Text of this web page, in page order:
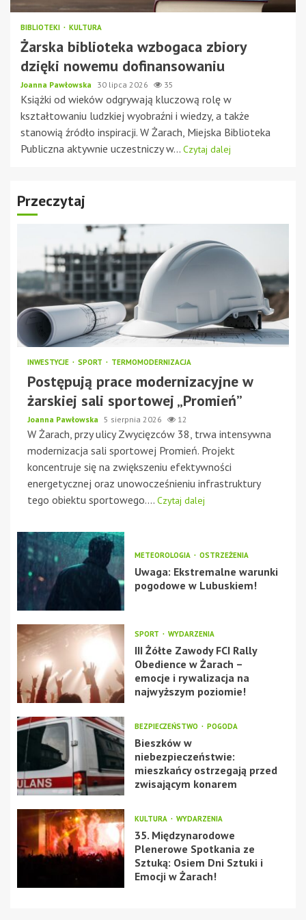
BIBLIOTEKI KULTURA
Żarska biblioteka wzbogaca zbiory
dzięki nowemu dofinansowaniu
Joanna Pawłowska 30 lipca 2026 35
Książki od wieków odgrywają kluczową rolę w
kształtowaniu ludzkiej wyobraźni i wiedzy, a także
stanowią źródło inspiracji. W Żarach, Miejska Biblioteka
Publiczna aktywnie uczestniczy w... Czytaj dalej
Przeczytaj
INWESTYCJE SPORT TERMOMODERNIZACJA
Postępują prace modernizacyjne w
żarskiej sali sportowej „Promień”
Joanna Pawłowska 5 sierpnia 2026 12
W Żarach, przy ulicy Zwycięzców 38, trwa intensywna
modernizacja sali sportowej Promień. Projekt
koncentruje się na zwiększeniu efektywności
energetycznej oraz unowocześnieniu infrastruktury
tego obiektu sportowego.... Czytaj dalej
METEOROLOGIA OSTRZEŻENIA
Uwaga: Ekstremalne warunki
pogodowe w Lubuskiem!
SPORT WYDARZENIA
III Żółte Zawody FCI Rally
Obedience w Żarach –
emocje i rywalizacja na
najwyższym poziomie!
BEZPIECZEŃSTWO POGODA
Bieszków w
niebezpieczeństwie:
mieszkańcy ostrzegają przed
zwisającym konarem
KULTURA WYDARZENIA
35. Międzynarodowe
Plenerowe Spotkania ze
Sztuką: Osiem Dni Sztuki i
Emocji w Żarach!